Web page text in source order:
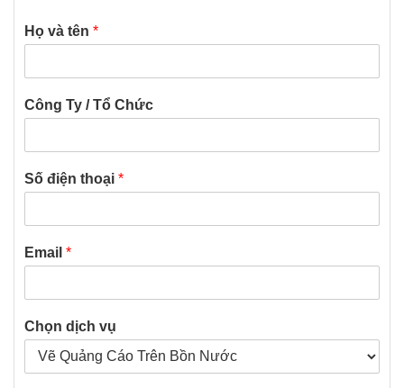
Họ và tên *
Công Ty / Tổ Chức
Số điện thoại *
Email *
Chọn dịch vụ